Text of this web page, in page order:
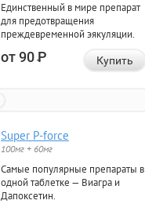
Единственный в мире препарат
для предотвращения
преждевременной эякуляции.
от 90Р Купить
Super P-force
100мг + 60мг
Самые популярные препараты в
одной таблетке — Виагра и
Дапоксетин.